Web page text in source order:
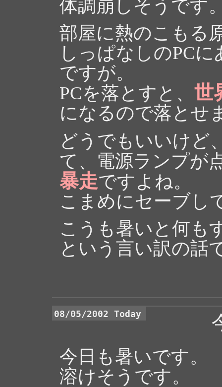
体調崩しそうです
部屋に熱のこもる
しっぱなしのPC
ですが。
PCを落とすと、世
になるので落とせ
どうでもいいけど
て、電源ランプが
暴走ですよね。
こまめにセーブし
こうも暑いと何も
という言い訳の話
08/05/2002 Today
今日も暑いです。
溶けそうです。